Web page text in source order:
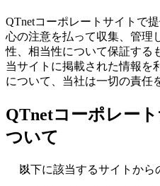
QTnetコーポレートサイトで
心の注意を払って収集、管理
性、相当性について保証する
当サイトに掲載された情報を
について、当社は一切の責任
QTnetコーポレー
ついて
以下に該当するサイトから